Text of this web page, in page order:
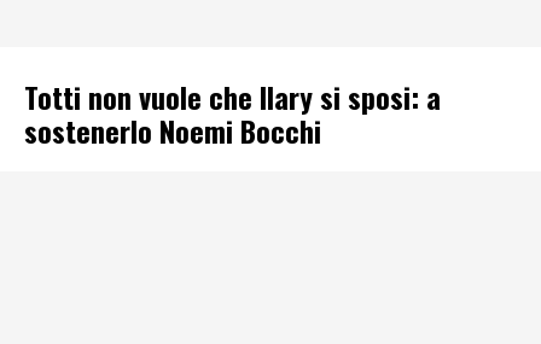
Totti non vuole che Ilary si sposi: a
sostenerlo Noemi Bocchi